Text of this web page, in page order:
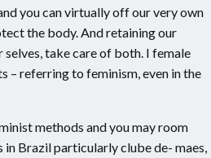
you can virtually off our very own
the body. And retaining our
take care of both. I female
– referring to feminism, even in the
methods and you may room
Brazil particularly clube de- maes,